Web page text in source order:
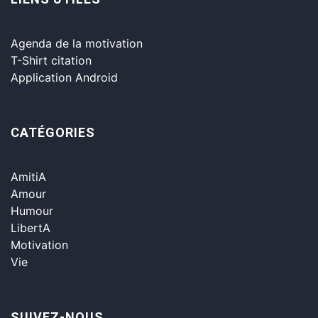
Agenda de la motivation
T-Shirt citation
Application Android
CATÉGORIES
AmitiA
Amour
Humour
LibertA
Motivation
Vie